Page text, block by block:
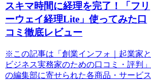
スキマ時間に経理を完了！「フリ
ーウェイ経理Lite」使ってみた口
コミ徹底レビュー
※この記事は「創業インフォ｜起業家と
ビジネス実務家のための口コミ・評判」
の編集部に寄せられた各商品・サービス